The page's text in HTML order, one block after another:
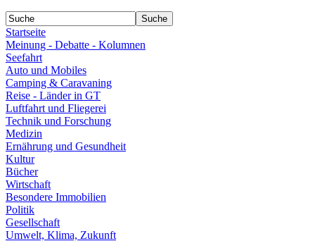
Startseite
Meinung - Debatte - Kolumnen
Seefahrt
Auto und Mobiles
Camping & Caravaning
Reise - Länder in GT
Luftfahrt und Fliegerei
Technik und Forschung
Medizin
Ernährung und Gesundheit
Kultur
Bücher
Wirtschaft
Besondere Immobilien
Politik
Gesellschaft
Umwelt, Klima, Zukunft